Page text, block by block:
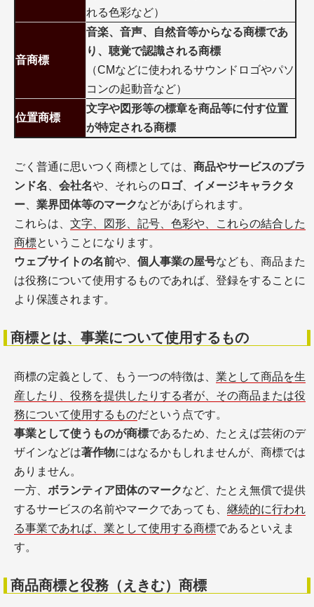
れる色彩など）
音商標
音楽、音声、自然音等からなる商標であ
り、聴覚で認識される商標
（CMなどに使われるサウンドロゴやパソ
コンの起動音など）
位置商標
文字や図形等の標章を商品等に付す位置
が特定される商標
ごく普通に思いつく商標としては、 商品やサービスのブラ
ンド名
会社名や、それらのロゴ、 イメージキャラクタ
ー
業界団体等のマークなどがあげられます。
これらは、 文字、図形、記号、色彩や、これらの結合した
商標ということになります。
ウェブサイトの名前や、 個人事業の屋号なども、商品また
は役務について使用するものであれば、登録をすることに
より保護されます。
商標とは、事業について使用するもの
商標の定義として、もう一つの特徴は、 業として商品を生
産したり、役務を提供したりする者が、その商品または役
務について使用するものだという点です。
事業として使うものが商標であるため、たとえば芸術のデ
ザインなどは著作物にはなるかもしれませんが、商標では
ありません。
一方、 ボランティア団体のマークなど、たとえ無償で提供
するサービスの名前やマークであっても、 継続的に行われ
る事業であれば、業として使用する商標であるといえま
す。
商品商標と役務（えきむ）商標